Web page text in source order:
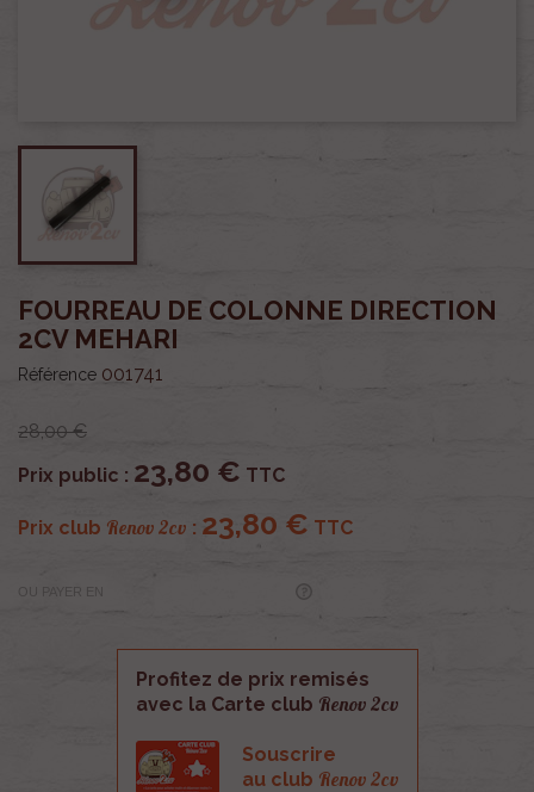
FOURREAU DE COLONNE DIRECTION
2CV MEHARI
Référence 001741
28,00 €
Prix public : 23,80 € TTC
Prix club Renov 2cv : 23,80 € TTC
OU PAYER EN
Profitez de prix remisés
avec la Carte club Renov 2cv
Souscrire
au club Renov 2cv